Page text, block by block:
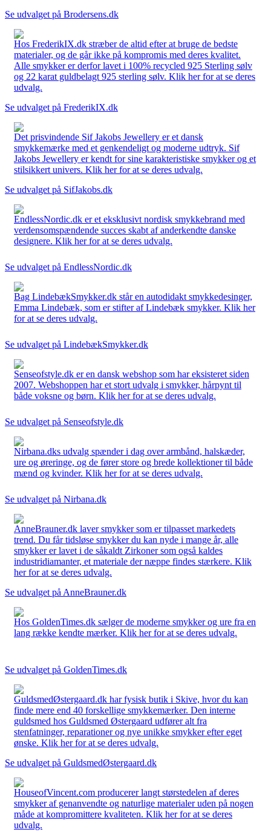
Se udvalget på Brodersens.dk
Hos FrederikIX.dk stræber de altid efter at bruge de bedste
materialer, og de går ikke på kompromis med deres kvalitet.
Alle smykker er derfor lavet i 100% recycled 925 Sterling sølv
og 22 karat guldbelagt 925 sterling sølv. Klik her for at se deres
udvalg.
Se udvalget på FrederikIX.dk
Det prisvindende Sif Jakobs Jewellery er et dansk
smykkemærke med et genkendeligt og moderne udtryk. Sif
Jakobs Jewellery er kendt for sine karakteristiske smykker og et
stilsikkert univers. Klik her for at se deres udvalg.
Se udvalget på SifJakobs.dk
EndlessNordic.dk er et eksklusivt nordisk smykkebrand med
verdensomspændende succes skabt af anderkendte danske
designere. Klik her for at se deres udvalg.
Se udvalget på EndlessNordic.dk
Bag LindebækSmykker.dk står en autodidakt smykkedesinger,
Emma Lindebæk, som er stifter af Lindebæk smykker. Klik her
for at se deres udvalg.
Se udvalget på LindebækSmykker.dk
Senseofstyle.dk er en dansk webshop som har eksisteret siden
2007. Webshoppen har et stort udvalg i smykker, hårpynt til
både voksne og børn. Klik her for at se deres udvalg.
Se udvalget på Senseofstyle.dk
Nirbana.dks udvalg spænder i dag over armbånd, halskæder,
ure og øreringe, og de fører store og brede kollektioner til både
mænd og kvinder. Klik her for at se deres udvalg.
Se udvalget på Nirbana.dk
AnneBrauner.dk laver smykker som er tilpasset markedets
trend. Du får tidsløse smykker du kan nyde i mange år, alle
smykker er lavet i de såkaldt Zirkoner som også kaldes
industridiamanter, et materiale der næppe findes stærkere. Klik
her for at se deres udvalg.
Se udvalget på AnneBrauner.dk
Hos GoldenTimes.dk sælger de moderne smykker og ure fra en
lang række kendte mærker. Klik her for at se deres udvalg.
Se udvalget på GoldenTimes.dk
GuldsmedØstergaard.dk har fysisk butik i Skive, hvor du kan
finde mere end 40 forskellige smykkemærker. Den interne
guldsmed hos Guldsmed Østergaard udfører alt fra
stenfatninger, reparationer og nye unikke smykker efter eget
ønske. Klik her for at se deres udvalg.
Se udvalget på GuldsmedØstergaard.dk
HouseofVincent.com producerer langt størstedelen af deres
smykker af genanvendte og naturlige materialer uden på nogen
måde at kompromittere kvaliteten. Klik her for at se deres
udvalg.